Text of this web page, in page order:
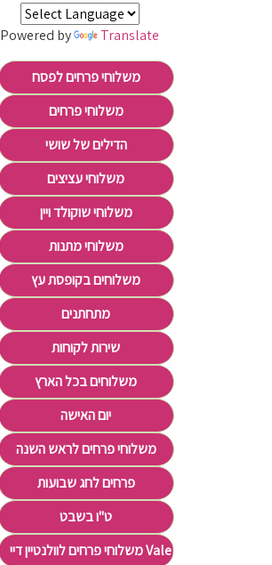
Powered by Translate
משלוחי פרחים לפסח
משלוחי פרחים
הדילים של שושי
משלוחי עציצים
משלוחי שוקולד ויין
משלוחי מתנות
משלוחים בקופסת עץ
מתחתנים
שירות לקוחות
משלוחים בכל הארץ
יום האישה
משלוחי פרחים לראש השנה
פרחים לחג שבועות
ט"ו בשבט
משלוחי פרחים לוולנטיין דיי Valentine's Day